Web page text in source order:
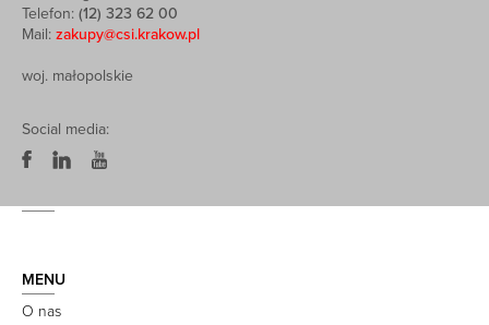
Telefon: (12) 323 62 00
Mail: zakupy@csi.krakow.pl
woj. małopolskie
Social media:
MENU
O nas